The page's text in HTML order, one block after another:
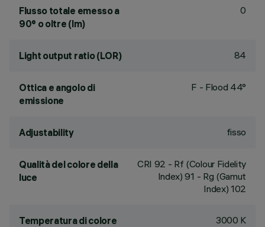
Flusso totale emesso a
90° o oltre (lm)
0
Light output ratio (LOR) 84
Ottica e angolo di
emissione
F - Flood 44°
Adjustability fisso
Qualità del colore della
luce
CRI 92 - Rf (Colour Fidelity
Index) 91 - Rg (Gamut
Index) 102
Temperatura di colore 3000 K